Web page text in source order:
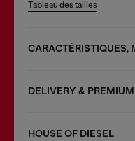
Tableau des tailles
CARACTÉRISTIQUES,
DELIVERY &
HOUSE OF DIESEL